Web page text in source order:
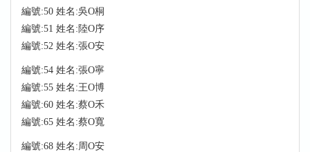
編號:50 姓名:吳O桐
編號:51 姓名:陸O序
編號:52 姓名:張O安
編號:54 姓名:張O寧
編號:55 姓名:王O博
編號:60 姓名:蔡O禾
編號:65 姓名:蔡O寬
編號:68 姓名:周O安